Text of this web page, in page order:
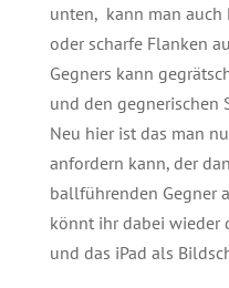
unten, kann man auch
oder scharfe Flanken
Gegners kann
und den gegnerischen
Neu hier ist das man
anfordern kann, der
ballführenden Gegner
könnt ihr dabei wieder
und das iPad als